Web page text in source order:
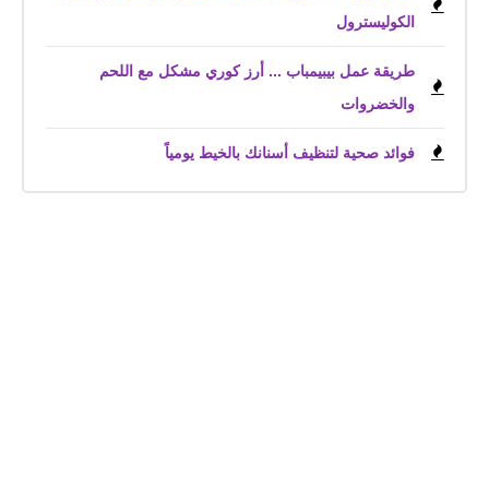
الكوليسترول
طريقة عمل بيبيمباب ... أرز كوري مشكل مع اللحم
والخضروات
فوائد صحية لتنظيف أسنانك بالخيط يومياً